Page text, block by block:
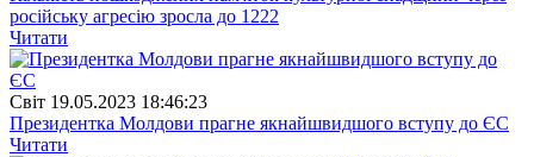
російську агресію зросла до 1222
Читати
Свiт 19.05.2023 18:46:23
Президентка Молдови прагне якнайшвидшого вступу до ЄС
Читати